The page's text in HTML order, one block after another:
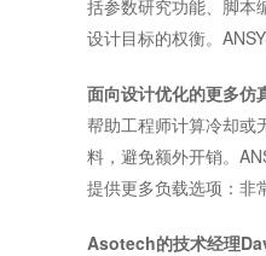
括参数研究功能、脚本
设计目标的权衡。
面向设计优化的更多仿
帮助工程师计算冷却或
料，避免额外开销。
提供更多负载选项：非
Asotech的技术经理